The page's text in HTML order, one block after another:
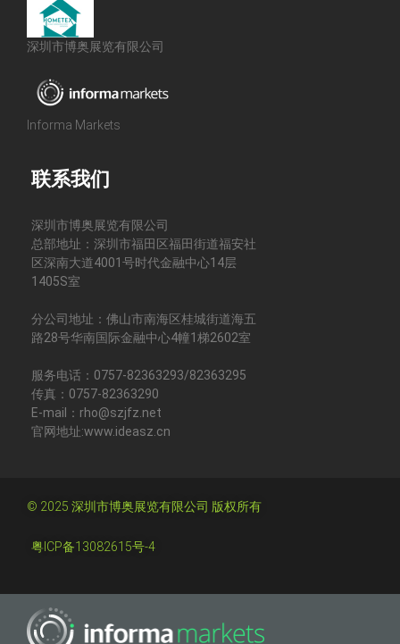
深圳市博奥展览有限公司
Informa Markets
联系我们
深圳市博奥展览有限公司
总部地址：深圳市福田区福田街道福安社
区深南大道4001号时代金融中心14层
1405S室
分公司地址：佛山市南海区桂城街道海五
路28号华南国际金融中心4幢1梯2602室
服务电话：0757-82363293/82363295
传真：0757-82363290
E-mail：rho@szjfz.net
官网地址:www.ideasz.cn
© 2025 深圳市博奥展览有限公司 版权所有
粤ICP备13082615号-4